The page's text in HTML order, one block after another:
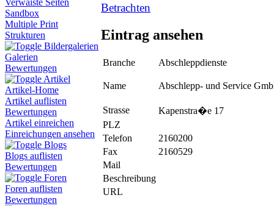
Verwaiste Seiten
Sandbox
Multiple Print
Strukturen
Bildergalerien
Galerien
Bewertungen
Artikel
Artikel-Home
Artikel auflisten
Bewertungen
Artikel einreichen
Einreichungen ansehen
Blogs
Blogs auflisten
Bewertungen
Foren
Foren auflisten
Bewertungen
Betrachten
Eintrag ansehen
Branche Abschleppdienste
Name Abschlepp- und Service
Strasse
Kapenstra�e 17
PLZ
Telefon
2160200
Fax
2160529
Mail
Beschreibung
URL